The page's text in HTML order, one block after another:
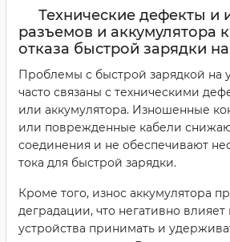
Технические дефекты и
разъемов и аккумулятора
отказа быстрой зарядки
Проблемы с быстрой зарядкой на
часто связаны с техническими
или аккумулятора. Изношенные
или поврежденные кабели
соединения и не обеспечивают
тока для быстрой зарядки.
Кроме того, износ аккумулятора
деградации, что негативно влияет
устройства принимать и